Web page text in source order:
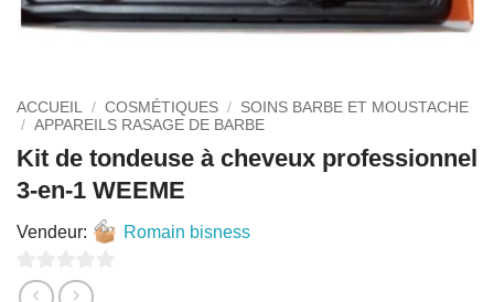
ACCUEIL / COSMÉTIQUES / SOINS BARBE ET MOUSTACHE
/ APPAREILS RASAGE DE BARBE
Kit de tondeuse à cheveux professionnel
3-en-1 WEEME
Vendeur: Romain bisness
0